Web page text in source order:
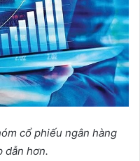
cổ phiếu ngân hàng
dẫn hơn.